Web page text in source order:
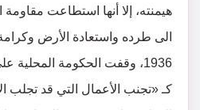
هيمنته، إلا أنها استطاعت
الى طرده واستعادة الأرض وكرامة
1936، وقفت الحكومة المحلية
كـ «تجنب الأعمال التي قد تجلب